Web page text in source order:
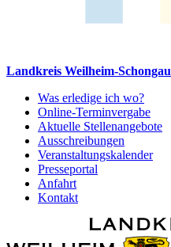
Landkreis Weilheim-Schongau
Was erledige ich wo?
Online-Terminvergabe
Aktuelle Stellenangebote
Ausschreibungen
Veranstaltungskalender
Presseportal
Anfahrt
Kontakt